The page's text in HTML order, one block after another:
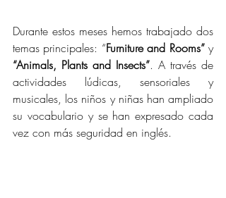
Durante estos meses hemos trabajado dos
temas principales: “Furniture and Rooms” y
“Animals, Plants and Insects”. A través de
actividades lúdicas, sensoriales y
musicales, los niños y niñas han ampliado
su vocabulario y se han expresado cada
vez con más seguridad en inglés.